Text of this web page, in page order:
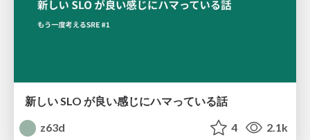
新しい SLO が良い感じにハマっている話
z63d
4 2.1k